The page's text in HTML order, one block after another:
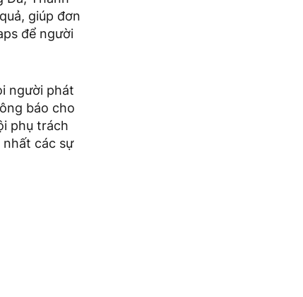
giúp đơn
để người
người phát
báo cho
phụ trách
các sự